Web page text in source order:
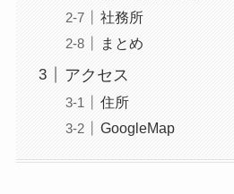
社務所
まとめ
アクセス
住所
GoogleMap